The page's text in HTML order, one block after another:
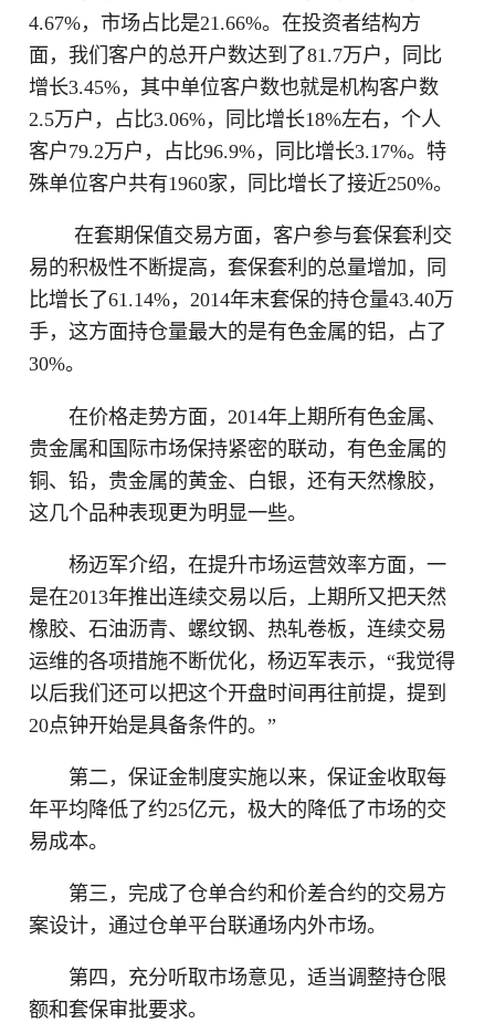
4.67%，市场占比是21.66%。在投资者结构方
面，我们客户的总开户数达到了81.7万户，同比
增长3.45%，其中单位客户数也就是机构客户数
2.5万户，占比3.06%，同比增长18%左右，个人
客户79.2万户，占比96.9%，同比增长3.17%。特
殊单位客户共有1960家，同比增长了接近250%。
在套期保值交易方面，客户参与套保套利交
易的积极性不断提高，套保套利的总量增加，同
比增长了61.14%，2014年末套保的持仓量43.40万
手，这方面持仓量最大的是有色金属的铝，占了
30%。
在价格走势方面，2014年上期所有色金属、
贵金属和国际市场保持紧密的联动，有色金属的
铜、铅，贵金属的黄金、白银，还有天然橡胶，
这几个品种表现更为明显一些。
杨迈军介绍，在提升市场运营效率方面，一
是在2013年推出连续交易以后，上期所又把天然
橡胶、石油沥青、螺纹钢、热轧卷板，连续交易
运维的各项措施不断优化，杨迈军表示，“我觉得
以后我们还可以把这个开盘时间再往前提，提到
20点钟开始是具备条件的。”
第二，保证金制度实施以来，保证金收取每
年平均降低了约25亿元，极大的降低了市场的交
易成本。
第三，完成了仓单合约和价差合约的交易方
案设计，通过仓单平台联通场内外市场。
第四，充分听取市场意见，适当调整持仓限
额和套保审批要求。